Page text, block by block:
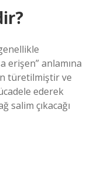
erişen” anlamına
türetilmiştir ve
ederek
salim çıkacağı